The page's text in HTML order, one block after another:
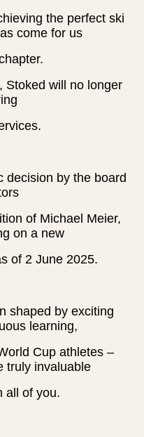
the perfect ski
come for us
Stoked will no longer
decision by the board
of Michael Meier,
on a new
of 2 June 2025.
shaped by exciting
learning,
Cup athletes –
truly invaluable
all of you.